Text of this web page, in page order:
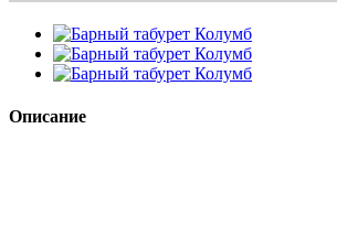
Описание